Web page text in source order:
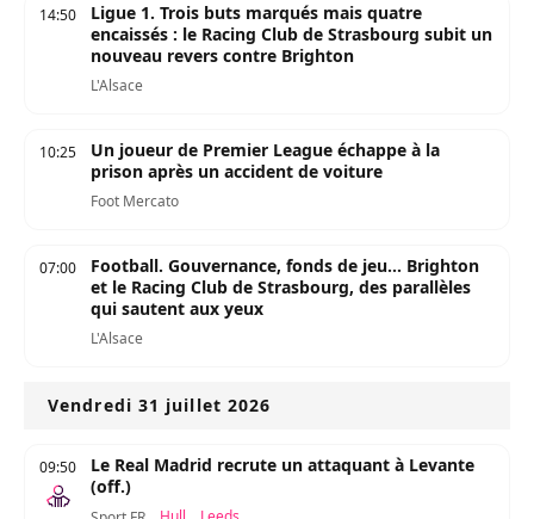
14:50
Ligue 1. Trois buts marqués mais quatre
encaissés : le Racing Club de Strasbourg subit un
nouveau revers contre Brighton
L'Alsace
10:25
Un joueur de Premier League échappe à la
prison après un accident de voiture
Foot Mercato
07:00
Football. Gouvernance, fonds de jeu... Brighton
et le Racing Club de Strasbourg, des parallèles
qui sautent aux yeux
L'Alsace
Vendredi 31 juillet 2026
09:50
Le Real Madrid recrute un attaquant à Levante
(off.)